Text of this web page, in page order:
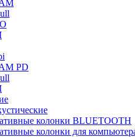
PD
колонки BLUETOOTH
колонки для